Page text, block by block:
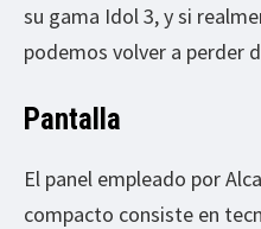
su gama Idol 3, y si
podemos volver a perder
Pantalla
El panel empleado por
compacto consiste en